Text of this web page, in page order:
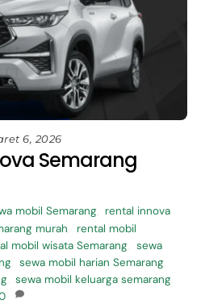
6, 2026
Semarang
mobil Semarang
rental innova
murah
rental mobil
mobil wisata Semarang
sewa
sewa mobil harian Semarang
sewa mobil keluarga semarang